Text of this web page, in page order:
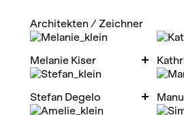
Architekten / Zeichner
Melanie Kiser
Stefan Degelo